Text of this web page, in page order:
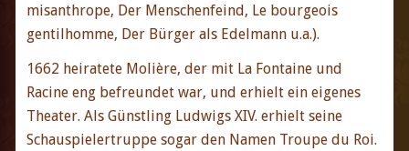
misanthrope, Der Menschenfeind, Le bourgeois
gentilhomme, Der Bürger als Edelmann u.a.).
1662 heiratete Molière, der mit La Fontaine und
Racine eng befreundet war, und erhielt ein eigenes
Theater. Als Günstling Ludwigs XIV. erhielt seine
Schauspielertruppe sogar den Namen Troupe du Roi.